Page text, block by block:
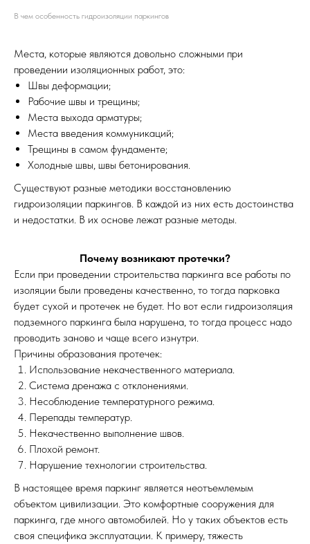
В чем особенность гидроизоляции паркингов
Места, которые являются довольно сложными при
проведении изоляционных работ, это:
Швы деформации;
Рабочие швы и трещины;
Места выхода арматуры;
Места введения коммуникаций;
Трещины в самом фундаменте;
Холодные швы, швы бетонирования.
Существуют разные методики восстановлению
гидроизоляции паркингов. В каждой из них есть достоинства
и недостатки. В их основе лежат разные методы.
Почему возникают протечки?
Если при проведении строительства паркинга все работы по
изоляции были проведены качественно, то тогда парковка
будет сухой и протечек не будет. Но вот если гидроизоляция
подземного паркинга была нарушена, то тогда процесс надо
проводить заново и чаще всего изнутри.
Причины образования протечек:
Использование некачественного материала.
Система дренажа с отклонениями.
Несоблюдение температурного режима.
Перепады температур.
Некачественно выполнение швов.
Плохой ремонт.
Нарушение технологии строительства.
В настоящее время паркинг является неотъемлемым
объектом цивилизации. Это комфортные сооружения для
паркинга, где много автомобилей. Но у таких объектов есть
своя специфика эксплуатации. К примеру, тяжесть